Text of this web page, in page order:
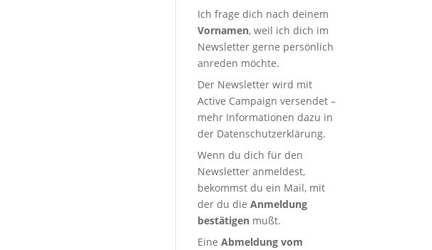
Ich frage dich nach deinem
Vornamen, weil ich dich im
Newsletter gerne persönlich
anreden möchte.
Der Newsletter wird mit
Active Campaign versendet –
mehr Informationen dazu in
der Datenschutzerklärung.
Wenn du dich für den
Newsletter anmeldest,
bekommst du ein Mail, mit
der du dieAnmeldung
bestätigen mußt.
EineAbmeldung vom